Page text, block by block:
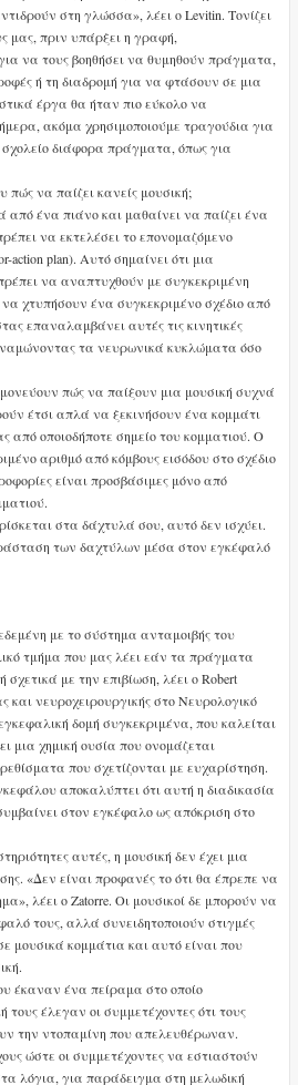
στη γλώσσα», λέει ο Levitin. Τονίζει
μας, πριν υπάρξει η γραφή,
να τους βοηθήσει να θυμηθούν πράγματα,
ή τη διαδρομή για να φτάσουν σε μια
έργα θα ήταν πιο εύκολο να
ακόμα χρησιμοποιούμε τραγούδια για
διάφορα πράγματα, όπως για
πώς να παίζει κανείς μουσική;
ένα πιάνο και μαθαίνει να παίζει ένα
να εκτελέσει το επονομαζόμενο
action plan). Αυτό σημαίνει ότι μια
να αναπτυχθούν με συγκεκριμένη
χτυπήσουν ένα συγκεκριμένο σχέδιο από
επαναλαμβάνει αυτές τις κινητικές
τα νευρωνικά κυκλώματα όσο
πώς να παίξουν μια μουσική συχνά
έτσι απλά να ξεκινήσουν ένα κομμάτι
από οποιοδήποτε σημείο του κομματιού. Ο
αριθμό από κόμβους εισόδου στο σχέδιο
είναι προσβάσιμες μόνο από
στα δάχτυλά σου, αυτό δεν ισχύει.
των δαχτύλων μέσα στον εγκέφαλό
με το σύστημα ανταμοιβής του
τμήμα που μας λέει εάν τα πράγματα
με την επιβίωση, λέει ο Robert
και νευροχειρουργικής στο Νευρολογικό
δομή συγκεκριμένα, που καλείται
μια χημική ουσία που ονομάζεται
που σχετίζονται με ευχαρίστηση.
αποκαλύπτει ότι αυτή η διαδικασία
στον εγκέφαλο ως απόκριση στο
αυτές, η μουσική δεν έχει μια
«Δεν είναι προφανές το ότι θα έπρεπε να
λέει ο Zatorre. Οι μουσικοί δε μπορούν να
τους, αλλά συνειδητοποιούν στιγμές
μουσικά κομμάτια και αυτό είναι που
έκαναν ένα πείραμα στο οποίο
τους έλεγαν οι συμμετέχοντες ότι τους
την ντοπαμίνη που απελευθέρωναν.
ώστε οι συμμετέχοντες να εστιαστούν
λόγια, για παράδειγμα στη μελωδική